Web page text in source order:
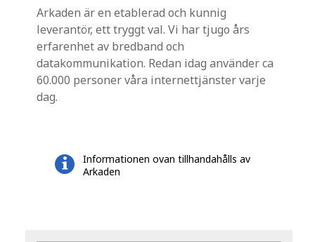
Arkaden är en etablerad och kunnig
leverantör, ett tryggt val. Vi har tjugo års
erfarenhet av bredband och
datakommunikation. Redan idag använder ca
60.000 personer våra internettjänster varje
dag.
Informationen ovan tillhandahålls av
Arkaden